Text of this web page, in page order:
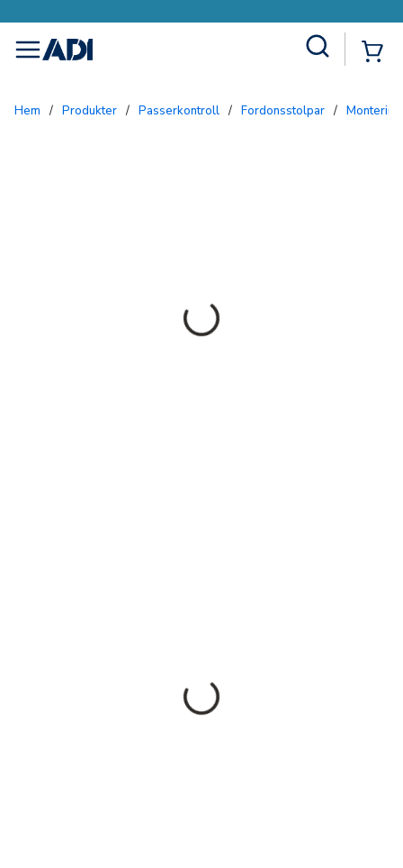
menu
Hem / Produkter / Passerkontroll / Fordonsstolpar /